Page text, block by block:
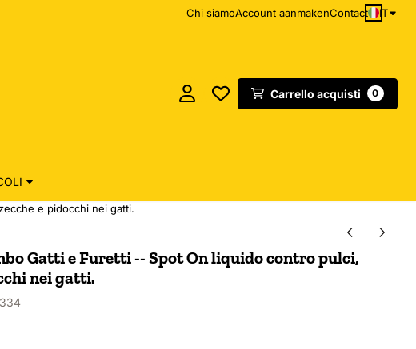
Chi siamoAccount aanmakenContact IT
Carrello acquisti 0
e pidocchi nei gatti.
Gatti e Furetti -- Spot On liquido contro pulci,
nei gatti.